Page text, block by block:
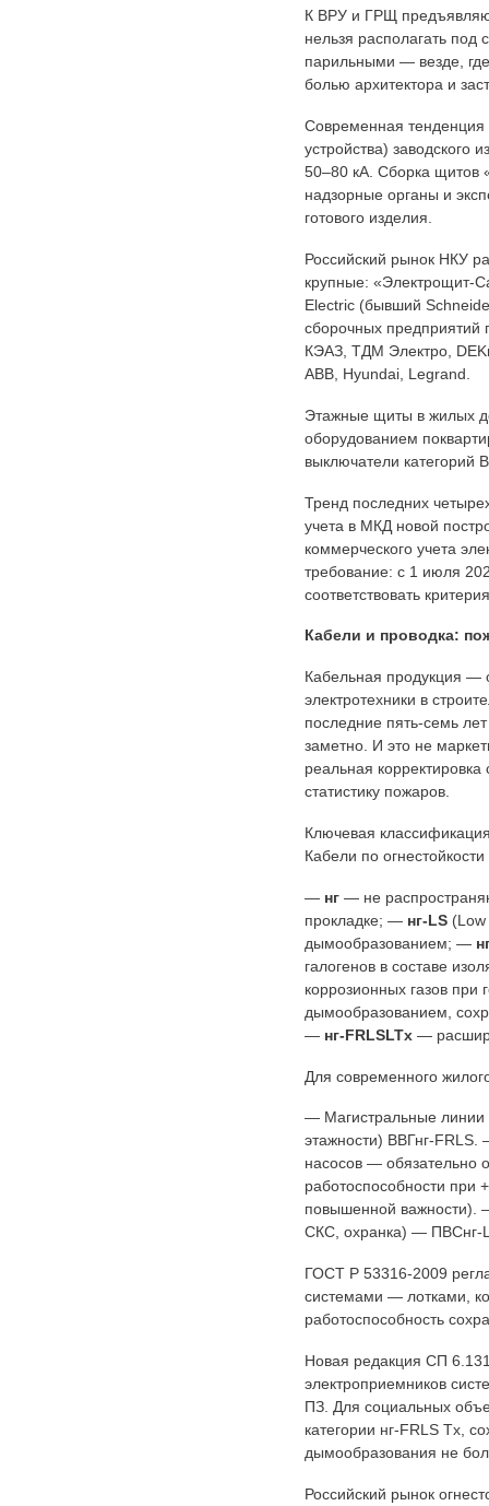
К ВРУ и ГРЩ
нельзя располагать
парильными — везде, где
болью архитектора и
Современная
устройства) заводского
50–80 кА. Сборка щитов
надзорные органы и
готового изделия.
Российский рынок НКУ
крупные: «Электрощит-
Electric (бывший
сборочных
КЭАЗ, ТДМ Электро,
ABB, Hyundai, Legrand.
Этажные щиты в жилых
оборудованием
выключатели
Тренд последних
учета в МКД новой
коммерческого учета
требование: с 1 июля
соответствовать
Кабели и проводка:
Кабельная продукция —
электротехники в
последние пять-семь
заметно. И это не
реальная
статистику пожаров.
Ключевая
Кабели по
— нг — не
прокладке; — нг-LS
дымообразованием; —
галогенов в составе
коррозионных газов
дымообразованием,
— нг-FRLSLTx —
Для современного
— Магистральные линии
этажности) ВВГнг-
насосов — обязательно
работоспособности при
повышенной важности).
СКС, охранка) — ПВСнг-
ГОСТ Р 53316-2009
системами — лотками,
работоспособность
Новая редакция СП
электроприемников
ПЗ. Для социальных
категории нг-FRLS Tx,
дымообразования не
Российский рынок